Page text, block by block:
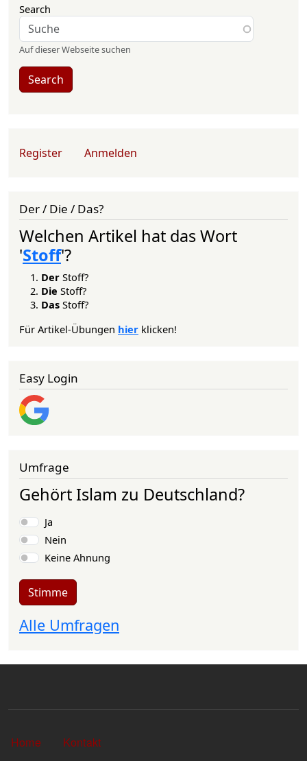
Search
Auf dieser Webseite suchen
Search
User account menu
Register Anmelden
Der / Die / Das?
Welchen Artikel hat das Wort
'Stoff'?
Der Stoff?
Die Stoff?
Das Stoff?
Für Artikel-Übungen hier klicken!
Easy Login
Umfrage
Gehört Islam zu Deutschland?
Auswahlmöglichkeiten
Ja
Nein
Keine Ahnung
Stimme
Alle Umfragen
Sekundärlinks
Home Kontakt